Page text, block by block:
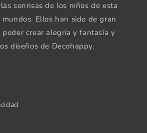
sonrisas de los niños de esta
Ellos han sido de gran
poder crear alegría y fantasía y
diseños de Decohappy.